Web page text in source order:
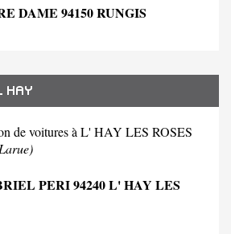
DAME 94150 RUNGIS
HAY
de voitures à L' HAY LES ROSES
PERI 94240 L' HAY LES